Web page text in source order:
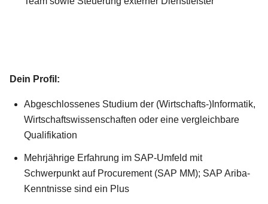
Dein Profil:
Abgeschlossenes Studium der (Wirtschafts-)Informatik,
Wirtschaftswissenschaften oder eine vergleichbare
Qualifikation
Mehrjährige Erfahrung im SAP-Umfeld mit
Schwerpunkt auf Procurement (SAP MM); SAP Ariba-
Kenntnisse sind ein Plus